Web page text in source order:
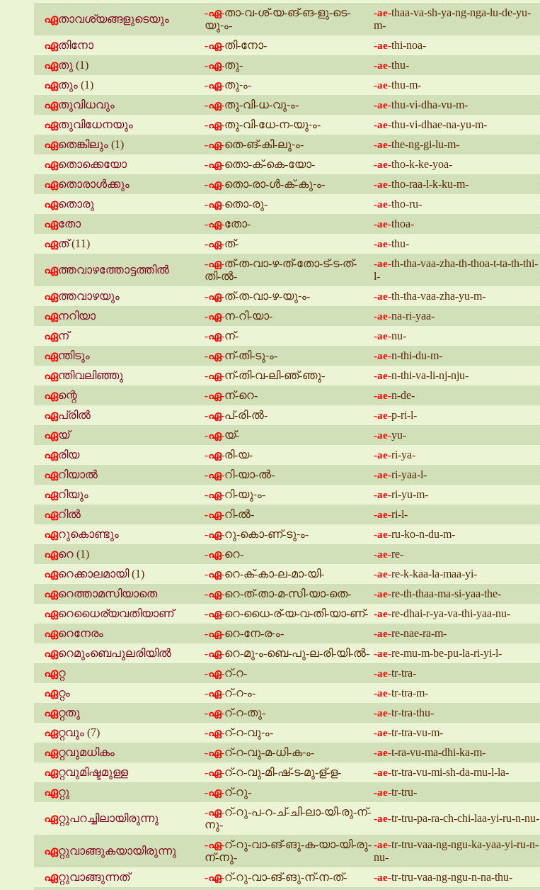
ഏതാവശ്യങ്ങളുടെയും -ഏ-താ-വ-ശ്-യ-ങ്-ങ-ളു-ടെ-
യു-ം-
-ae-thaa-va-sh-ya-ng-nga-lu-de-yu-
m-
ഏതിനോ -ഏ-തി-നോ- -ae-thi-noa-
ഏതു (1) -ഏ-തു- -ae-thu-
ഏതും (1) -ഏ-തു-ം- -ae-thu-m-
ഏതുവിധവും -ഏ-തു-വി-ധ-വു-ം- -ae-thu-vi-dha-vu-m-
ഏതുവിധേനയും -ഏ-തു-വി-ധേ-ന-യു-ം- -ae-thu-vi-dhae-na-yu-m-
ഏതെങ്കിലും (1) -ഏ-തെ-ങ്-കി-ലു-ം- -ae-the-ng-gi-lu-m-
ഏതൊക്കെയോ -ഏ-തൊ-ക്-കെ-യോ- -ae-tho-k-ke-yoa-
ഏതൊരാൾക്കും -ഏ-തൊ-രാ-ൾ-ക്-കു-ം- -ae-tho-raa-l-k-ku-m-
ഏതൊരു -ഏ-തൊ-രു- -ae-tho-ru-
ഏതോ -ഏ-തോ- -ae-thoa-
ഏത്(11) -ഏ-ത്- -ae-thu-
ഏത്തവാഴത്തോട്ടത്തിൽ -ഏ-ത്-ത-വാ-ഴ-ത്-തോ-ട്-ട-ത്-
തി-ൽ-
-ae-th-tha-vaa-zha-th-thoa-t-ta-th-thi-
l-
ഏത്തവാഴയും -ഏ-ത്-ത-വാ-ഴ-യു-ം- -ae-th-tha-vaa-zha-yu-m-
ഏനറിയാ -ഏ-ന-റി-യാ- -ae-na-ri-yaa-
ഏന് -ഏ-ന്- -ae-nu-
ഏന്തിടും -ഏ-ന്-തി-ടു-ം- -ae-n-thi-du-m-
ഏന്തിവലിഞ്ഞു -ഏ-ന്-തി-വ-ലി-ഞ്-ഞു- -ae-n-thi-va-li-nj-nju-
ഏന്റെ -ഏ-ന്-റെ- -ae-n-de-
ഏപ്രിൽ -ഏ-പ്-രി-ൽ- -ae-p-ri-l-
ഏയ് -ഏ-യ്- -ae-yu-
ഏരിയ -ഏ-രി-യ- -ae-ri-ya-
ഏറിയാൽ -ഏ-റി-യാ-ൽ- -ae-ri-yaa-l-
ഏറിയും -ഏ-റി-യു-ം- -ae-ri-yu-m-
ഏറിൽ -ഏ-റി-ൽ- -ae-ri-l-
ഏറുകൊണ്ടും -ഏ-റു-കൊ-ണ്-ടു-ം- -ae-ru-ko-n-du-m-
ഏറെ (1) -ഏ-റെ- -ae-re-
ഏറെക്കാലമായി(1) -ഏ-റെ-ക്-കാ-ല-മാ-യി- -ae-re-k-kaa-la-maa-yi-
ഏറെത്താമസിയാതെ -ഏ-റെ-ത്-താ-മ-സി-യാ-തെ- -ae-re-th-thaa-ma-si-yaa-the-
ഏറെധൈര്യവതിയാണ് -ഏ-റെ-ധൈ-ര്-യ-വ-തി-യാ-ണ്- -ae-re-dhai-r-ya-va-thi-yaa-nu-
ഏറെനേരം -ഏ-റെ-നേ-ര-ം- -ae-re-nae-ra-m-
ഏറെമുംബെപുലരിയിൽ -ഏ-റെ-മു-ം-ബെ-പു-ല-രി-യി-ൽ- -ae-re-mu-m-be-pu-la-ri-yi-l-
ഏറ്റ -ഏ-റ്-റ- -ae-tr-tra-
ഏറ്റം -ഏ-റ്-റ-ം- -ae-tr-tra-m-
ഏറ്റതു -ഏ-റ്-റ-തു- -ae-tr-tra-thu-
ഏറ്റവും (7) -ഏ-റ്-റ-വു-ം- -ae-tr-tra-vu-m-
ഏറ്റവുമധികം -ഏ-റ്-റ-വു-മ-ധി-ക-ം- -ae-t-ra-vu-ma-dhi-ka-m-
ഏറ്റവുമിഷ്ടമുള്ള -ഏ-റ്-റ-വു-മി-ഷ്-ട-മു-ള്-ള- -ae-tr-tra-vu-mi-sh-da-mu-l-la-
ഏറ്റു -ഏ-റ്-റു- -ae-tr-tru-
ഏറ്റുപറച്ചിലായിരുന്നു -ഏ-റ്-റു-പ-റ-ച്-ചി-ലാ-യി-രു-ന്-
നു-
-ae-tr-tru-pa-ra-ch-chi-laa-yi-ru-n-nu-
ഏറ്റുവാങ്ങുകയായിരുന്നു -ഏ-റ്-റു-വാ-ങ്-ങു-ക-യാ-യി-രു-
ന്-നു-
-ae-tr-tru-vaa-ng-ngu-ka-yaa-yi-ru-n-
nu-
ഏറ്റുവാങ്ങുന്നത് -ഏ-റ്-റു-വാ-ങ്-ങു-ന്-ന-ത്- -ae-tr-tru-vaa-ng-ngu-n-na-thu-